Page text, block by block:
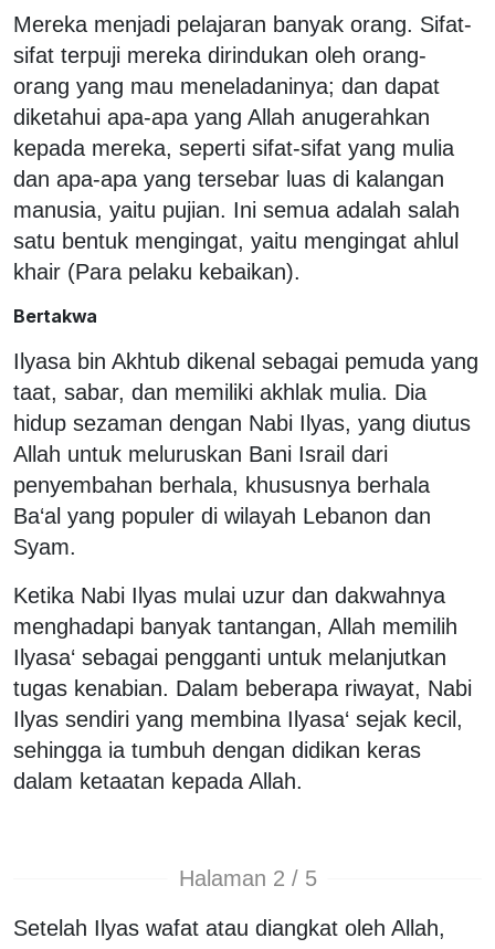
Mereka menjadi pelajaran banyak orang. Sifat-
sifat terpuji mereka dirindukan oleh orang-
orang yang mau meneladaninya; dan dapat
diketahui apa-apa yang Allah anugerahkan
kepada mereka, seperti sifat-sifat yang mulia
dan apa-apa yang tersebar luas di kalangan
manusia, yaitu pujian. Ini semua adalah salah
satu bentuk mengingat, yaitu mengingat ahlul
khair (Para pelaku kebaikan).
Bertakwa
Ilyasa bin Akhtub dikenal sebagai pemuda yang
taat, sabar, dan memiliki akhlak mulia. Dia
hidup sezaman dengan Nabi Ilyas, yang diutus
Allah untuk meluruskan Bani Israil dari
penyembahan berhala, khususnya berhala
Ba‘al yang populer di wilayah Lebanon dan
Syam.
Ketika Nabi Ilyas mulai uzur dan dakwahnya
menghadapi banyak tantangan, Allah memilih
Ilyasa‘ sebagai pengganti untuk melanjutkan
tugas kenabian. Dalam beberapa riwayat, Nabi
Ilyas sendiri yang membina Ilyasa‘ sejak kecil,
sehingga ia tumbuh dengan didikan keras
dalam ketaatan kepada Allah.
Halaman 2 / 5
Setelah Ilyas wafat atau diangkat oleh Allah,